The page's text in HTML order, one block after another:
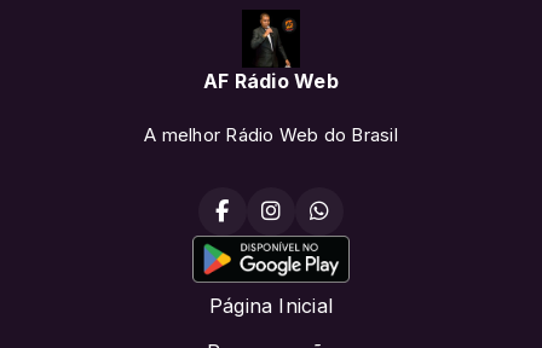
AF Rádio Web
A melhor Rádio Web do Brasil
Página Inicial